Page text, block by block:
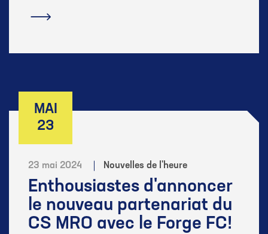
MAI
23
23 mai 2024 Nouvelles de l'heure
Enthousiastes d'annoncer
le nouveau partenariat du
CS MRO avec le Forge FC!